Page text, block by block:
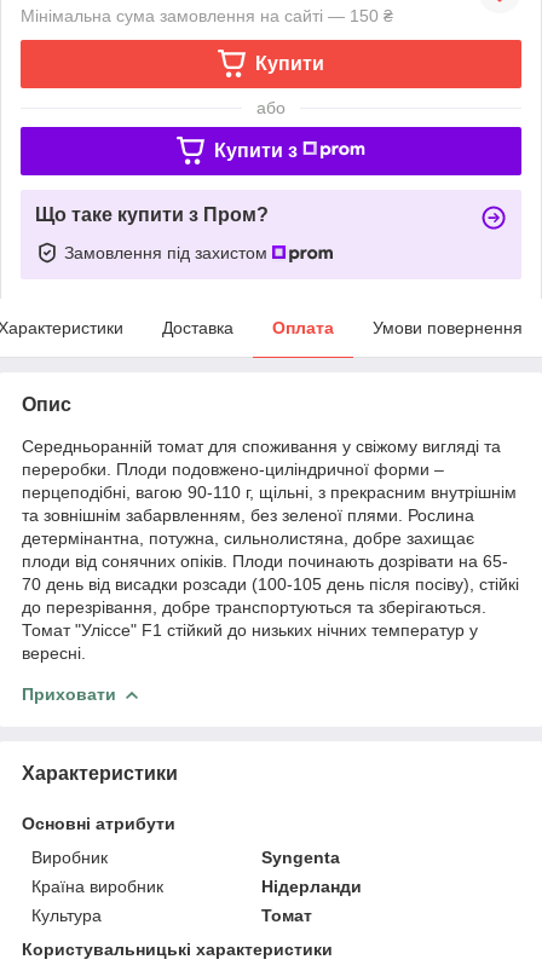
Мінімальна сума замовлення на сайті — 150 ₴
Купити
або
Купити з
Що таке купити з Пром?
Замовлення під захистом
Доставка Оплата Умови повернення
Опис
Середньоранній томат для споживання у свіжому вигляді та
переробки. Плоди подовжено-циліндричної форми –
перцеподібні, вагою 90-110 г, щільні, з прекрасним внутрішнім
та зовнішнім забарвленням, без зеленої плями. Рослина
детермінантна, потужна, сильнолистяна, добре захищає
плоди від сонячних опіків. Плоди починають дозрівати на 65-
70 день від висадки розсади (100-105 день після посіву), стійкі
до перезрівання, добре транспортуються та зберігаються.
Томат "Уліссе" F1 стійкий до низьких нічних температур у
вересні.
Приховати
Характеристики
Основні атрибути
Виробник
Syngenta
Країна виробник
Нідерланди
Культура
Томат
Користувальницькі характеристики